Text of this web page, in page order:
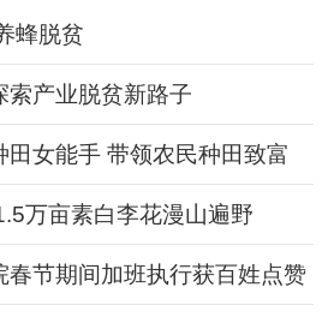
蜂脱贫
索产业脱贫新路子
田女能手 带领农民种田致富
万亩素白李花漫山遍野
春节期间加班执行获百姓点赞